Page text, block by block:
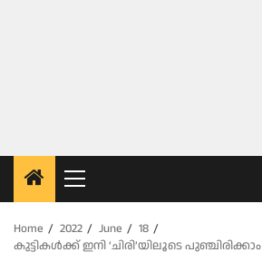
Primary
Menu
Home
2022 June
18
കുട്ടികൾക്ക്​ ഇനി ‘ചിരി’യിലൂടെ​ പുഞ്ചിരിക്കാം